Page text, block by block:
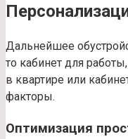
Дальнейшее
то кабинет для
в квартире или
факторы.
Оптимизация